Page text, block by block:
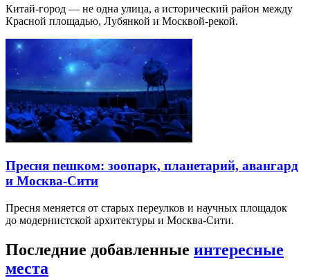
Китай-город — не одна улица, а исторический район между
Красной площадью, Лубянкой и Москвой-рекой.
Пресня пешком: зоопарк, планетарий, авангард
и Москва-Сити
Пресня меняется от старых переулков и научных площадок
до модернистской архитектуры и Москва-Сити.
Последние добавленные интересные
места